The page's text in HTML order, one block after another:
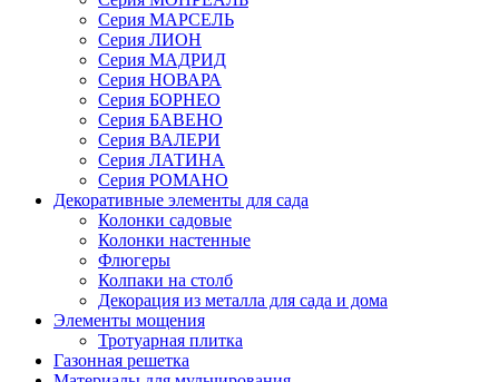
Серия МАРСЕЛЬ
Серия ЛИОН
Серия МАДРИД
Серия НОВАРА
Серия БОРНЕО
Серия БАВЕНО
Серия ВАЛЕРИ
Серия ЛАТИНА
Серия РОМАНО
Декоративные элементы для сада
Колонки садовые
Колонки настенные
Флюгеры
Колпаки на столб
Декорация из металла для сада и дома
Элементы мощения
Тротуарная плитка
Газонная решетка